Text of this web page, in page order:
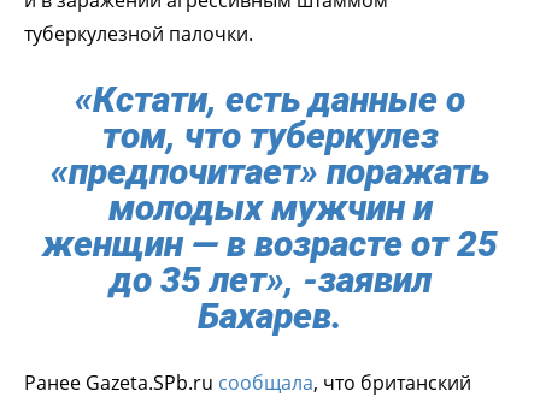
туберкулезной палочки.
«Кстати, есть данные о
том, что туберкулез
«предпочитает» поражать
молодых мужчин и
женщин — в возрасте от 25
до 35 лет», -заявил
Бахарев.
Ранее Gazeta.SPb.ru сообщала, что британский